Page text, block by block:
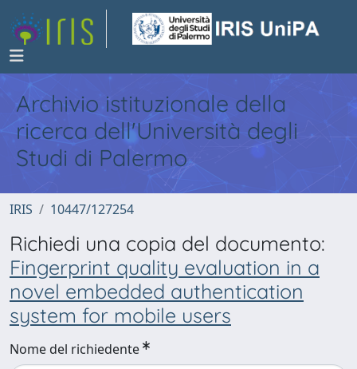
Archivio istituzionale della
ricerca dell'Università degli
Studi di Palermo
IRIS 10447/127254
Richiedi una copia del documento:
Fingerprint quality evaluation in a
novel embedded authentication
system for mobile users
Nome del richiedente